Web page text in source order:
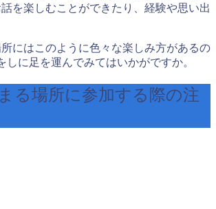
を楽しむことができたり、経験や思い出
にはこのように色々な楽しみ方があるの
しに足を運んでみてはいかがですか。
る場所に参加する際の注